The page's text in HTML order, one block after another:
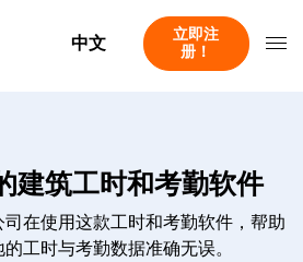
中文
立即注
册！
建筑工时和考勤软件
在使用这款工时和考勤软件，帮助
工时与考勤数据准确无误。